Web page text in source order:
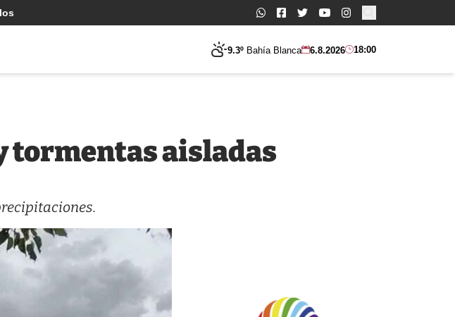
Buscar:
9.3º Bahía Blanca 6.8.2026 18:00
tormentas aisladas